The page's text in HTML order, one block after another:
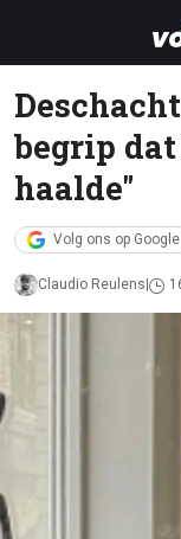
begrip
haalde"
Volg ons op Google
Claudio Reulens